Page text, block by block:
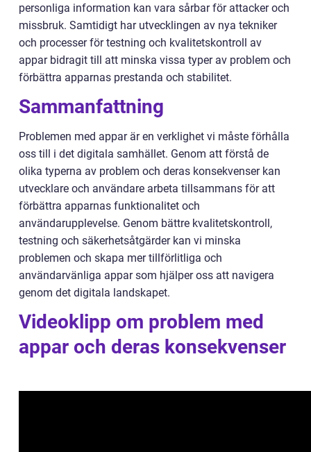
personliga information kan vara sårbar för attacker och
missbruk. Samtidigt har utvecklingen av nya tekniker
och processer för testning och kvalitetskontroll av
appar bidragit till att minska vissa typer av problem och
förbättra apparnas prestanda och stabilitet.
Sammanfattning
Problemen med appar är en verklighet vi måste förhålla
oss till i det digitala samhället. Genom att förstå de
olika typerna av problem och deras konsekvenser kan
utvecklare och användare arbeta tillsammans för att
förbättra apparnas funktionalitet och
användarupplevelse. Genom bättre kvalitetskontroll,
testning och säkerhetsåtgärder kan vi minska
problemen och skapa mer tillförlitliga och
användarvänliga appar som hjälper oss att navigera
genom det digitala landskapet.
Videoklipp om problem med
appar och deras konsekvenser